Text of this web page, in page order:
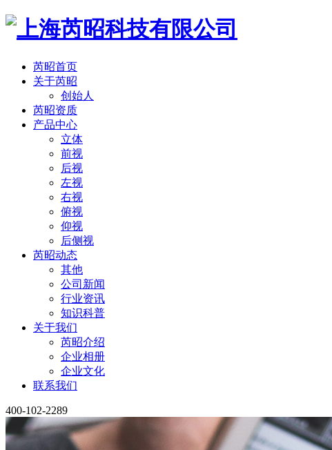
芮昭首页
关于芮昭
创始人
芮昭资质
产品中心
立体
前视
后视
左视
右视
俯视
仰视
后侧视
芮昭动态
其他
公司新闻
行业资讯
知识科普
关于我们
芮昭介绍
企业相册
企业文化
联系我们
400-102-2289